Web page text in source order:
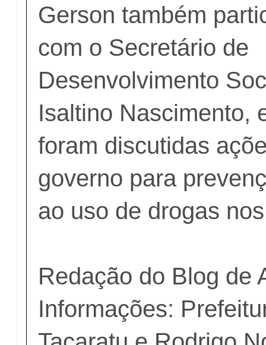
Gerson também
com o Secretário de
Desenvolvimento
Isaltino Nascimento,
foram discutidas
governo para
ao uso de drogas
Redação do Blog de
Informações: